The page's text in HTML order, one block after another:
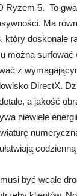
Ryzem 5. To
Ma
który doskonale
można surfować
z
DirectX.
a jakość
niewiele
być wcale